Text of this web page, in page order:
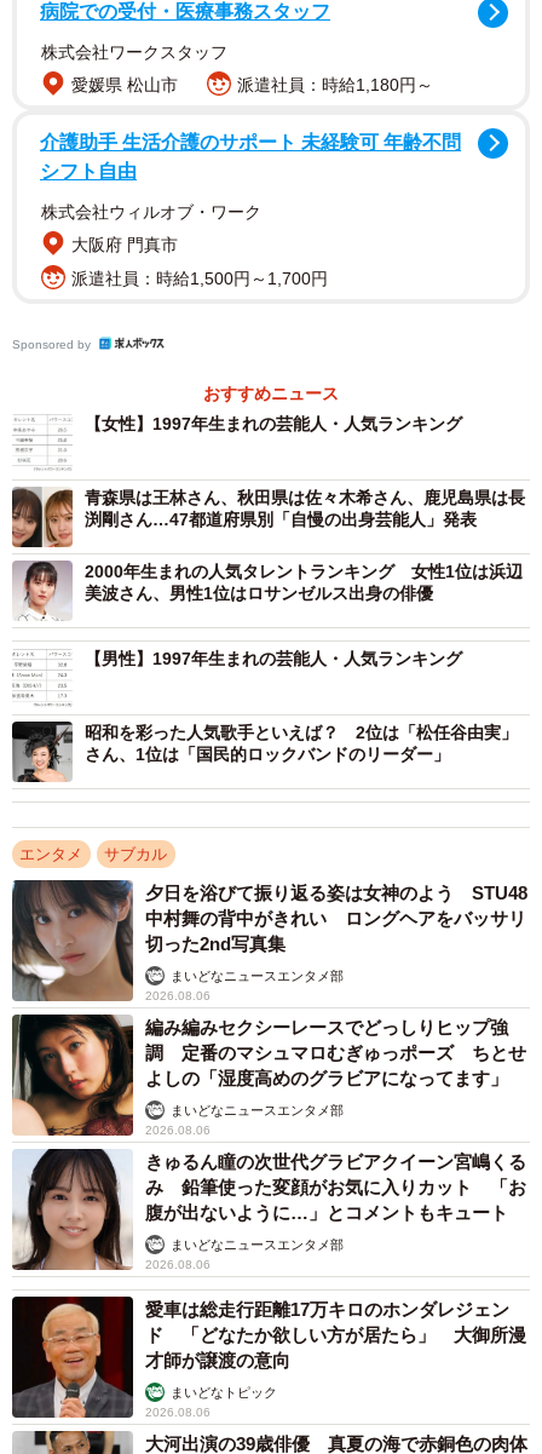
2/4
中条あやみさん
ランキングは、タレントの「認知度（顔と名前を知ってい
る）と「誘引率（見たい・聴きたい・知りたい）」の調査
月度に行われた調査をもとにランキング化したといい、男
女それぞれのTOP3の結果は以下の通りとなりました。
▽【女性】1997年生まれの芸能人人気ランキング
【1位：中条あやみ】
1997年2月4日生まれ、大阪府出身の女優・モデルです。
2011〜2017年にはファッション誌『Seventeen』、2017年
からはファッション誌『CanCam』で専属モデルを務めて
います。女優としては、2012年にドラマ『黒の女教師』で
デビューしました。2015年に出演した大塚製薬『ポカリス
エット』のCMで注目され、以降ますます活躍の場を広げて
います。2017年の映画『チア☆ダン～女子高生がチアダン
スで全米制覇しちゃったホントの話～』では、日本アカデ
ミー賞新人俳優賞を受賞しました。
【2位：今田美桜】
1997年3月5日生まれ、福岡県出身の女優です。高校生だっ
た17歳のときに地元の福岡でモデルデビューし、芸能活動
をスタートしました。主な出演作品には、ドラマ『悪女
（わる）〜働くのがカッコ悪いなんて誰が言った？〜
（2022年）』や、映画『わたしの幸せな結婚（2023年）』
などがあります。2021年に出演した映画『東京リベンジャ
病院での受付・医療事務スタッフ
株式会社ワークスタッフ
愛媛県 松山市
派遣社員：時給1,180円～
介護助手 生活介護のサポート 未経験可 年齢不問
シフト自由
株式会社ウィルオブ・ワーク
大阪府 門真市
派遣社員：時給1,500円～1,700円
Sponsored by
おすすめニュース
【女性】1997年生まれの芸能人・人気ランキング
青森県は王林さん、秋田県は佐々木希さん、鹿児島県は長
渕剛さん…47都道府県別「自慢の出身芸能人」発表
2000年生まれの人気タレントランキング 女性1位は浜辺
美波さん、男性1位はロサンゼルス出身の俳優
【男性】1997年生まれの芸能人・人気ランキング
昭和を彩った人気歌手といえば？ 2位は「松任谷由実」
さん、1位は「国民的ロックバンドのリーダー」
エンタメ サブカル
夕日を浴びて振り返る姿は女神のよう STU48
中村舞の背中がきれい ロングヘアをバッサリ
切った2nd写真集
まいどなニュースエンタメ部
2026.08.06
編み編みセクシーレースでどっしりヒップ強
調 定番のマシュマロむぎゅっポーズ ちとせ
よしの「湿度高めのグラビアになってます」
まいどなニュースエンタメ部
2026.08.06
きゅるん瞳の次世代グラビアクイーン宮嶋くる
み 鉛筆使った変顔がお気に入りカット 「お
腹が出ないように…」とコメントもキュート
まいどなニュースエンタメ部
2026.08.06
愛車は総走行距離17万キロのホンダレジェン
ド 「どなたか欲しい方が居たら」 大御所漫
才師が譲渡の意向
まいどなトピック
2026.08.06
大河出演の39歳俳優 真夏の海で赤銅色の肉体